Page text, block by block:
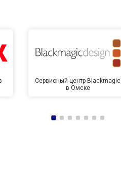
Сервисный центр Blackmagic
в Омске